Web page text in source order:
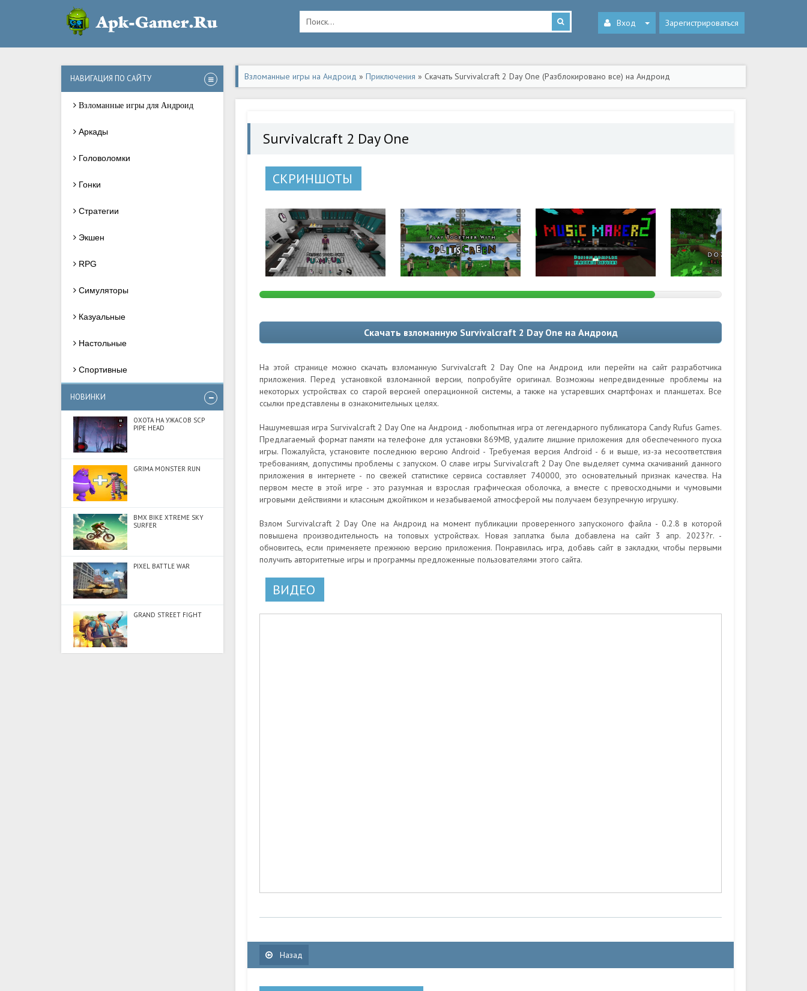
Вход Зарегистрироваться
НАВИГАЦИЯ ПО САЙТУ
Взломанные игры для Андроид
Аркады
Головоломки
Гонки
Стратегии
Экшен
RPG
Симуляторы
Казуальные
Настольные
Спортивные
НОВИНКИ
ОХОТА НА УЖАСОВ SCP
PIPE HEAD
GRIMA MONSTER RUN
BMX BIKE XTREME SKY
SURFER
PIXEL BATTLE WAR
GRAND STREET FIGHT
Взломанные игры на Андроид » Приключения » Скачать Survivalcraft 2 Day One (Разблокировано все) на Андроид
Survivalcraft 2 Day One
СКРИНШОТЫ
Скачать взломанную Survivalcraft 2 Day One на Андроид
На этой странице можно скачать взломанную Survivalcraft 2 Day One на Андроид или перейти на сайт разработчика
приложения. Перед установкой взломанной версии, попробуйте оригинал. Возможны непредвиденные проблемы на
некоторых устройствах со старой версией операционной системы, а также на устаревших смартфонах и планшетах. Все
ссылки представлены в ознакомительных целях.
Нашумевшая игра Survivalcraft 2 Day One на Андроид - любопытная игра от легендарного публикатора Candy Rufus Games.
Предлагаемый формат памяти на телефоне для установки 869MB, удалите лишние приложения для обеспеченного пуска
игры. Пожалуйста, установите последнюю версию Android - Требуемая версия Android - 6 и выше, из-за несоответствия
требованиям, допустимы проблемы с запуском. О славе игры Survivalcraft 2 Day One выделяет сумма скачиваний данного
приложения в интернете - по свежей статистике сервиса составляет 740000, это основательный признак качества. На
первом месте в этой игре - это разумная и взрослая графическая оболочка, а вместе с превосходными и чумовыми
игровыми действиями и классным джойтиком и незабываемой атмосферой мы получаем безупречную игрушку.
Взлом Survivalcraft 2 Day One на Андроид на момент публикации проверенного запусконого файла - 0.2.8 в которой
повышена производительность на топовых устройствах. Новая заплатка была добавлена на сайт 3 апр. 2023?г. -
обновитесь, если применяете прежнюю версию приложения. Понравилась игра, добавь сайт в закладки, чтобы первыми
получить авторитетные игры и программы предложенные пользователями этого сайта.
ВИДЕО
Назад